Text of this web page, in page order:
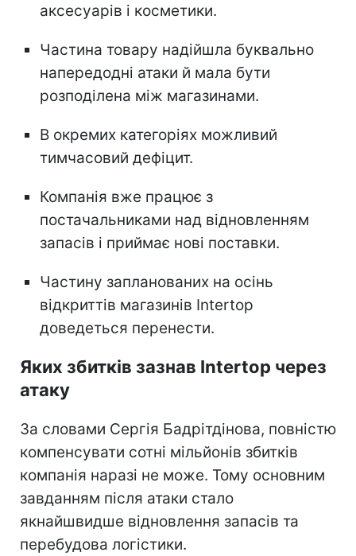
аксесуарів і косметики.
Частина товару надійшла буквально
напередодні атаки й мала бути
розподілена між магазинами.
В окремих категоріях можливий
тимчасовий дефіцит.
Компанія вже працює з
постачальниками над відновленням
запасів і приймає нові поставки.
Частину запланованих на осінь
відкриттів магазинів Intertop
доведеться перенести.
Яких збитків зазнав Intertop через
атаку
За словами Сергія Бадрітдінова, повністю
компенсувати сотні мільйонів збитків
компанія наразі не може. Тому основним
завданням після атаки стало
якнайшвидше відновлення запасів та
перебудова логістики.